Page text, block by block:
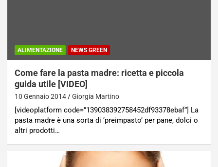
ALIMENTAZIONE NEWS GREEN
Come fare la pasta madre: ricetta e piccola
guida utile [VIDEO]
10 Gennaio 2014 Giorgia Martino
[videoplatform code=”139038392758452df93378ebaf”] La
pasta madre è una sorta di ‘preimpasto’ per pane, dolci o
altri prodotti…